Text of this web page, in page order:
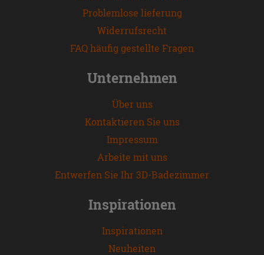
Problemlose lieferung
Widerrufsrecht
FAQ häufig gestellte Fragen
Unternehmen
Über uns
Kontaktieren Sie uns
Impressum
Arbeite mit uns
Entwerfen Sie Ihr 3D-Badezimmer
Inspirationen
Inspirationen
Neuheiten